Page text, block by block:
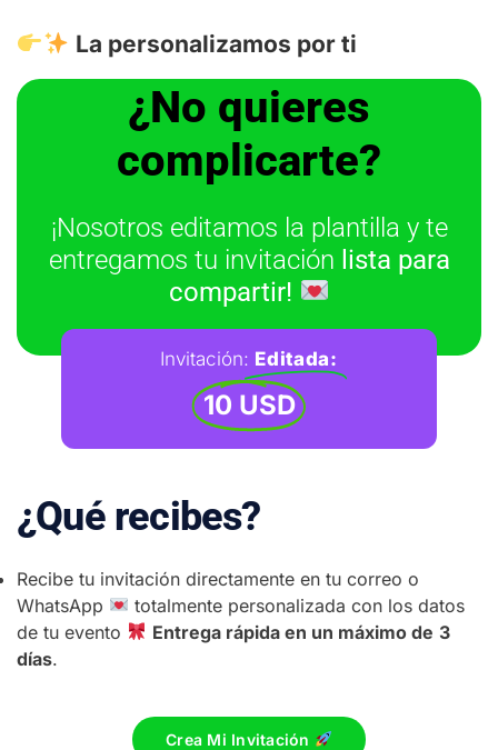
La personalizamos por ti
¿No quieres
complicarte?
¡Nosotros editamos la plantilla y te
entregamos tu invitación lista para
compartir!
Invitación: Editada:
10 USD
¿Qué recibes?
Recibe tu invitación directamente en tu correo o
WhatsApp
totalmente personalizada con los datos
de tu evento
Entrega rápida en un máximo de 3
días.
Crea Mi Invitación